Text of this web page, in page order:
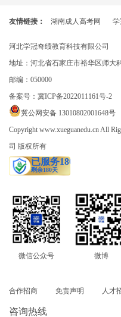
友情链接： 湖南成人高考网
河北学冠奇绩教育科技有限公司
地址：河北省石家庄市裕华区师大
邮编：050000
备案号： 冀ICP备2022011161号-2
冀公网安备 13010802001648号
Copyright www.xueguanedu.cn All
司 版权所有
微信公众号 微博
合作招商 免责声明 人才
咨询热线